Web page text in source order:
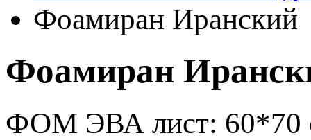
Фоамиран Иранский
Фоамиран
ФОМ ЭВА лист: 60*70